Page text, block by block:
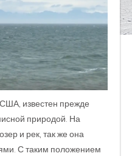
известен прежде
природой. На
и рек, так же она
С таким положением